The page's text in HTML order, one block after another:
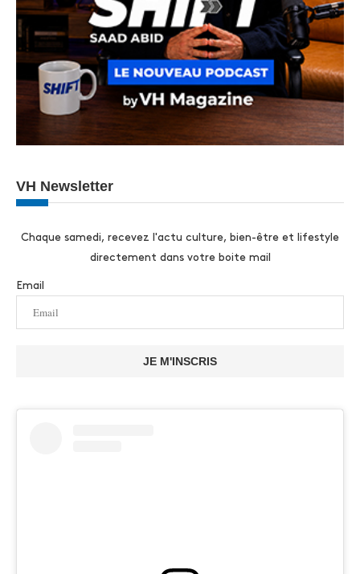
VH Newsletter
Chaque samedi, recevez l'actu culture, bien-être et lifestyle
directement dans votre boite mail
Email
JE M'INSCRIS